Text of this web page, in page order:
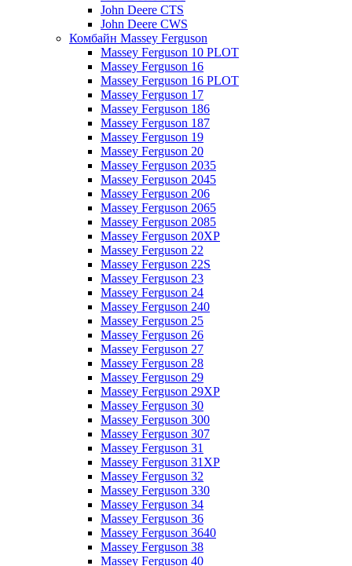
John Deere CTS
John Deere CWS
Комбайн Massey Ferguson
Massey Ferguson 10 PLOT
Massey Ferguson 16
Massey Ferguson 16 PLOT
Massey Ferguson 17
Massey Ferguson 186
Massey Ferguson 187
Massey Ferguson 19
Massey Ferguson 20
Massey Ferguson 2035
Massey Ferguson 2045
Massey Ferguson 206
Massey Ferguson 2065
Massey Ferguson 2085
Massey Ferguson 20XP
Massey Ferguson 22
Massey Ferguson 22S
Massey Ferguson 23
Massey Ferguson 24
Massey Ferguson 240
Massey Ferguson 25
Massey Ferguson 26
Massey Ferguson 27
Massey Ferguson 28
Massey Ferguson 29
Massey Ferguson 29XP
Massey Ferguson 30
Massey Ferguson 300
Massey Ferguson 307
Massey Ferguson 31
Massey Ferguson 31XP
Massey Ferguson 32
Massey Ferguson 330
Massey Ferguson 34
Massey Ferguson 36
Massey Ferguson 3640
Massey Ferguson 38
Massey Ferguson 40